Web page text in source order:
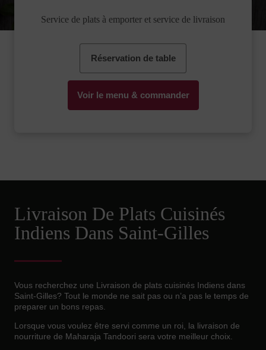
Service de plats à emporter et service de livraison
Réservation de table
Voir le menu & commander
Livraison De Plats Cuisinés
Indiens Dans Saint-Gilles
Vous recherchez une Livraison de plats cuisinés Indiens dans
Saint-Gilles? Tout le monde ne sait pas ou n’a pas le temps de
preparer un bons repas.
Lorsque vous voulez être servi comme un roi, la livraison de
nourriture de Maharaja Tandoori sera votre meilleur choix.